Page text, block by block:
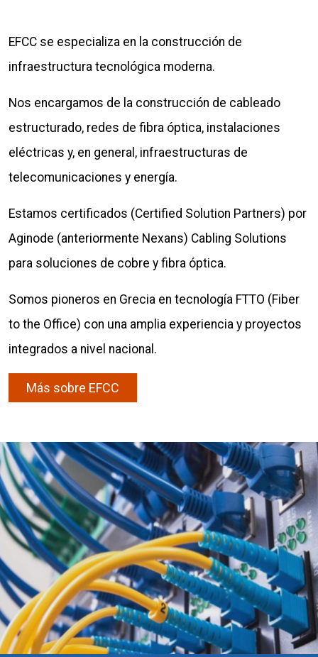
EFCC se especializa en la construcción de
infraestructura tecnológica moderna.
Nos encargamos de la construcción de cableado
estructurado, redes de fibra óptica, instalaciones
eléctricas y, en general, infraestructuras de
telecomunicaciones y energía.
Estamos certificados (Certified Solution Partners) por
Aginode (anteriormente Nexans) Cabling Solutions
para soluciones de cobre y fibra óptica.
Somos pioneros en Grecia en tecnología FTTO (Fiber
to the Office) con una amplia experiencia y proyectos
integrados a nivel nacional.
Más sobre EFCC